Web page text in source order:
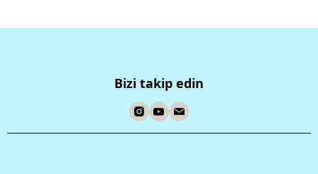
Bizi takip edin